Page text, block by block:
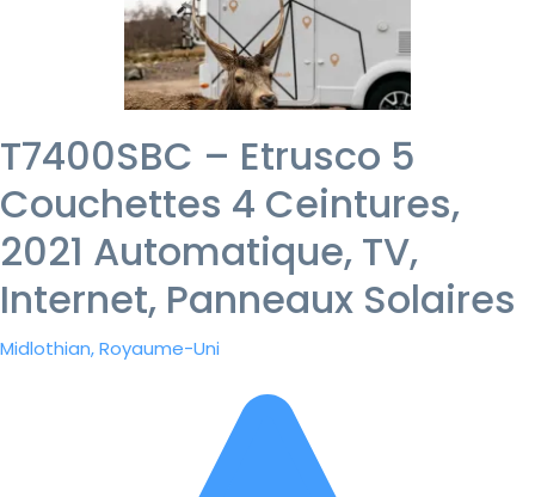
T7400SBC – Etrusco 5
Couchettes 4 Ceintures,
2021 Automatique, TV,
Internet, Panneaux Solaires
Midlothian, Royaume-Uni